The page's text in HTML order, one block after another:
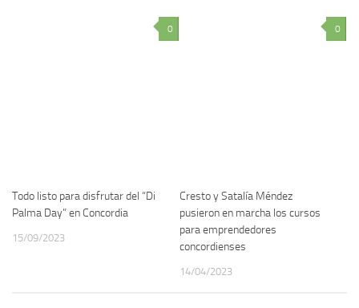
0
Todo listo para disfrutar del “Di
Palma Day” en Concordia
15/09/2023
0
Cresto y Satalía Méndez
pusieron en marcha los cursos
para emprendedores
concordienses
14/04/2023